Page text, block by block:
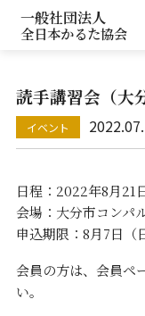
一般社団法人
全日本かるた協会
読手講習会（大
日程：2022年8月21
会場：大分市コンパ
申込期限：8月7日（
会員の方は、会員ペ
い。